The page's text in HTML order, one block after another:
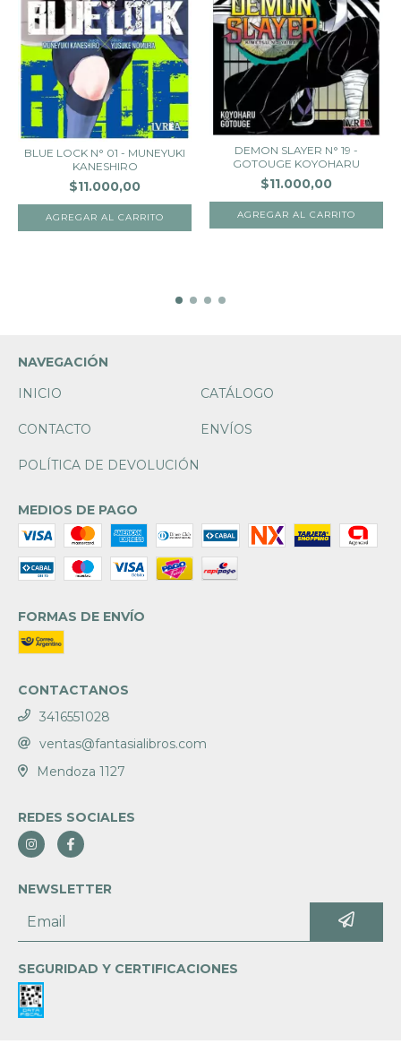
BLUE LOCK N° 01 - MUNEYUKI
KANESHIRO
$11.000,00
DEMON SLAYER N° 19 -
GOTOUGE KOYOHARU
$11.000,00
NAVEGACIÓN
INICIO
CATÁLOGO
CONTACTO ENVÍOS
POLÍTICA DE DEVOLUCIÓN
MEDIOS DE PAGO
FORMAS DE ENVÍO
CONTACTANOS
3416551028
ventas@fantasialibros.com
Mendoza 1127
REDES SOCIALES
NEWSLETTER
SEGURIDAD Y CERTIFICACIONES